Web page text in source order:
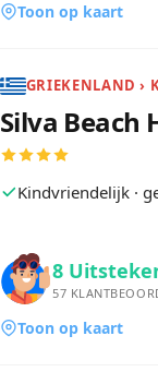
Toon op kaart
GRIEKENLAND ›
Silva Beach
Kindvriendelijk ·
8
57
Toon op kaart